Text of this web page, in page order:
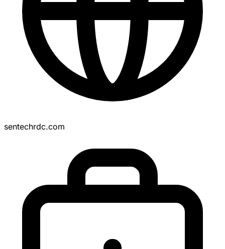
sentechrdc.com